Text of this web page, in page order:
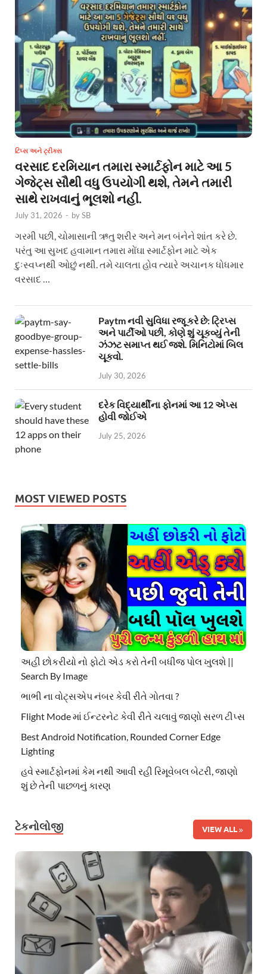
ટિપ્સ અને ટ્રીક્સ
વરસાદ દરમિયાન તમારા સ્માર્ટફોન માટે આ 5
ગેજેટ્સ સૌથી વધુ ઉપયોગી થશે, તેમને તમારી
સાથે રાખવાનું ભૂલશો નહીં.
July 31, 2026 - bySB
ગરમી પછી, ચોમાસાની ઋતુ શરીર અને મન બંનેને શાંત કરે છે.
પરંતુ આ સુખદ હવામાન તમારા મોંઘા સ્માર્ટફોન માટે એક
દુઃસ્વપ્નથી ઓછું નથી. તમે ચાલતા હોવ ત્યારે અચાનક ધોધમાર
વરસાદ …
Paytm નવી સુવિધા રજૂ કરે છે: ટ્રિપ્સ
અને પાર્ટીઓ પછી, કોણે શું ચૂકવ્યું તેની
ઝંઝટ સમાપ્ત થઈ જશે. મિનિટોમાં બિલ
ચૂકવો.
July 30, 2026
દરેક વિદ્યાર્થીના ફોનમાં આ 12 એપ્સ
હોવી જોઈએ
July 25, 2026
MOST VIEWED POSTS
અહી છોકરીયો નો ફોટો એડ કરો તેની બધીજ પોલ ખુલશે ||
Search By Image
ભાભી ના વોટ્સએપ નંબર કેવી રીતે ગોતવા ?
Flight Mode માં ઈન્ટરનેટ કેવી રીતે ચલાવું જાણો સરળ ટીપ્સ
Best Android Notification, Rounded Corner Edge
Lighting
હવે સ્માર્ટફોનમાં કેમ નથી આવી રહી રિમૂવેબલ બેટરી, જાણો
શું છે તેની પાછળનું કારણ
ટેકનોલોજી VIEW ALL